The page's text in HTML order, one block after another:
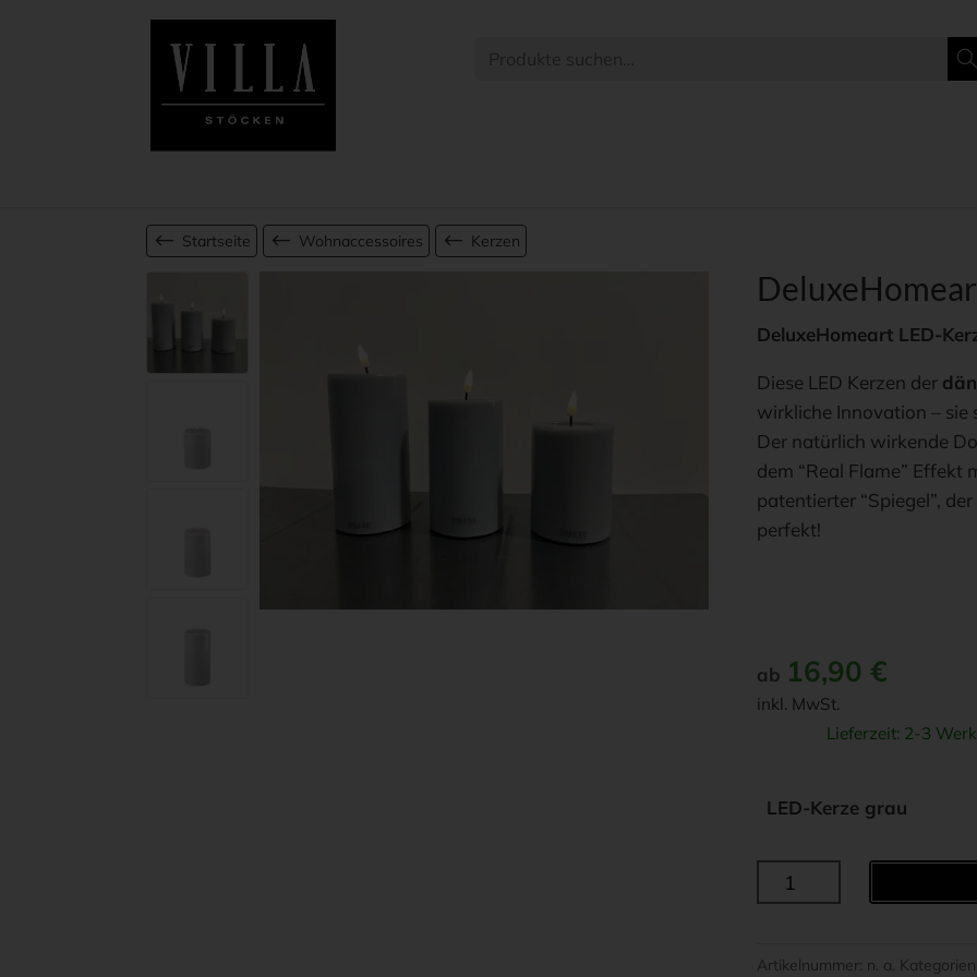
Startseite Wohnaccessoires Kerzen
DeluxeHomeart LED-
Diese LED Kerzen der
wirkliche Innovation – sie
Der natürlich wirkende
dem “Real Flame” Effekt
patentierter “Spiegel”,
perfekt!
ab 16,90 €
inkl. MwSt.
Lieferzeit: 2-3
LED-Kerze grau
DeluxeHomeart
LED-
-
Artikelnummer: n. a.